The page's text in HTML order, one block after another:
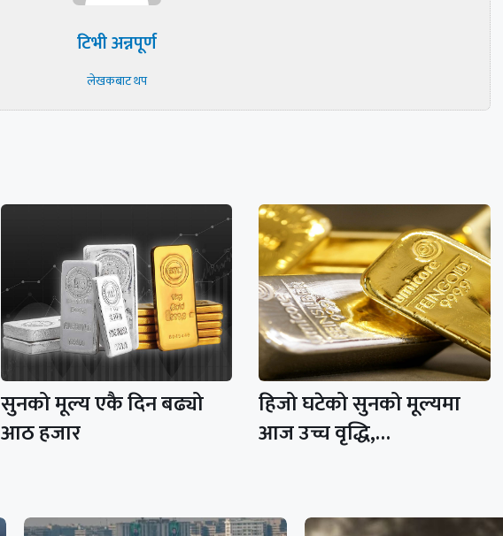
टिभी अन्नपूर्ण
लेखकबाट थप
सुनको मूल्य एकै दिन बढ्यो
आठ हजार
हिजो घटेको सुनको मूल्यमा
आज उच्च वृद्धि,…